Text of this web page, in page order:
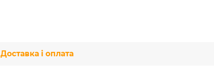
Доставка і оплата